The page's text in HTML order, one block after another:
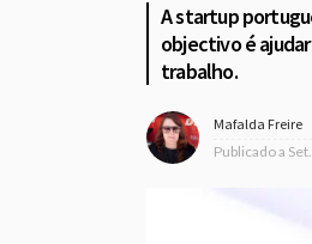
A startup
objectivo é
trabalho.
Mafalda Freire
Publicado a